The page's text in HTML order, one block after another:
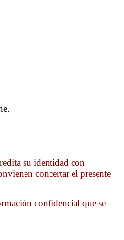
su identidad con
concertar el presente
confidencial que se